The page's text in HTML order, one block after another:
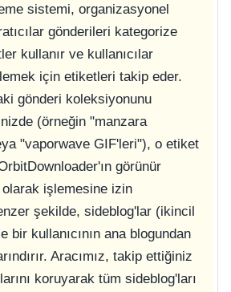
sistemi, organizasyonel
gönderileri kategorize
kullanır ve kullanıcılar
için etiketleri takip eder.
gönderi koleksiyonunu
(örneğin "manzara
"vaporwave GIF'leri"), o etiket
görünür
işlemesine izin
şekilde, sideblog'lar (ikincil
bir kullanıcının ana blogundan
Aracımız, takip ettiğiniz
koruyarak tüm sideblog'ları